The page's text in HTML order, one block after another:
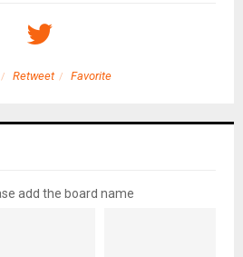
Retweet Favorite
add the board name